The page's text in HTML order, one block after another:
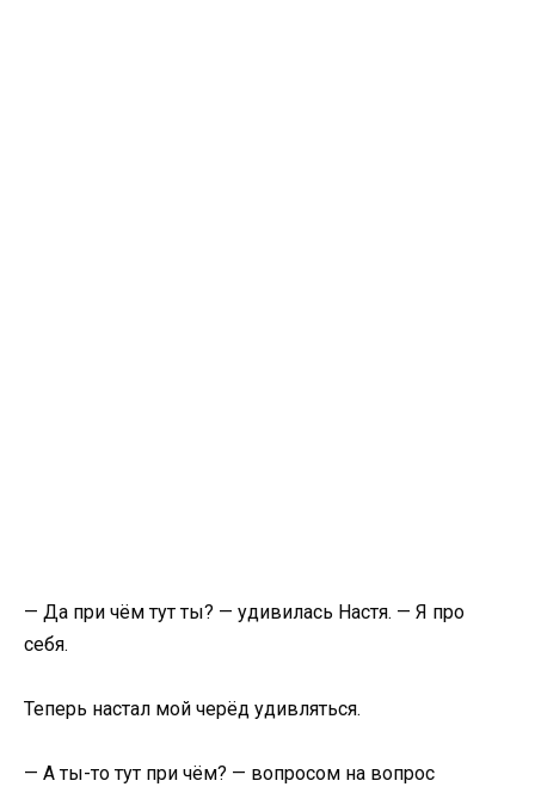
— Да при чём тут ты? — удивилась Настя. — Я про
себя.
Теперь настал мой черёд удивляться.
— А ты-то тут при чём? — вопросом на вопрос